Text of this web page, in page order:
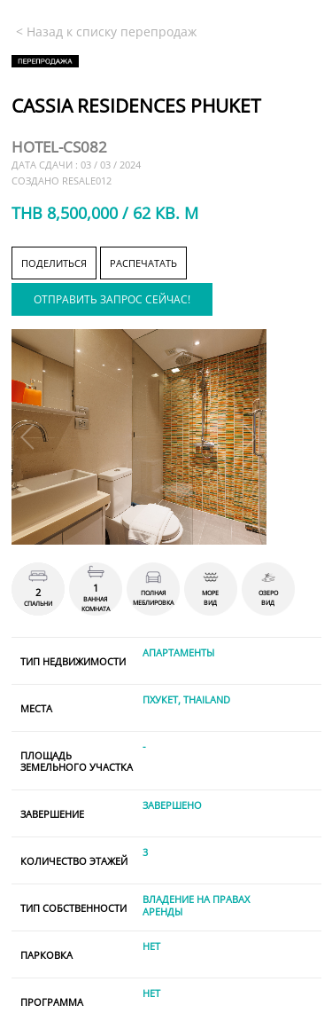
< Назад к списку перепродаж
CASSIA RESIDENCES PHUKET
HOTEL-CS082
ДАТА СДАЧИ : 03 / 03 / 2024
СОЗДАНО RESALE012
THB 8,500,000 / 62 КВ. М
ПОДЕЛИТЬСЯ РАСПЕЧАТАТЬ
ОТПРАВИТЬ ЗАПРОС СЕЙЧАС!
2
СПАЛЬНИ
1
ВАННАЯ
КОМНАТА
ПОЛНАЯ
МЕБЛИРОВКА
МОРЕ
ВИД
ОЗЕРО
ВИД
ТИП НЕДВИЖИМОСТИ
АПАРТАМЕНТЫ
МЕСТА
ПХУКЕТ, THAILAND
ПЛОЩАДЬ
ЗЕМЕЛЬНОГО УЧАСТКА
-
ЗАВЕРШЕНИЕ
ЗАВЕРШЕНО
КОЛИЧЕСТВО ЭТАЖЕЙ
3
ТИП СОБСТВЕННОСТИ
ВЛАДЕНИЕ НА ПРАВАХ
АРЕНДЫ
ПАРКОВКА
НЕТ
ПРОГРАММА
НЕТ